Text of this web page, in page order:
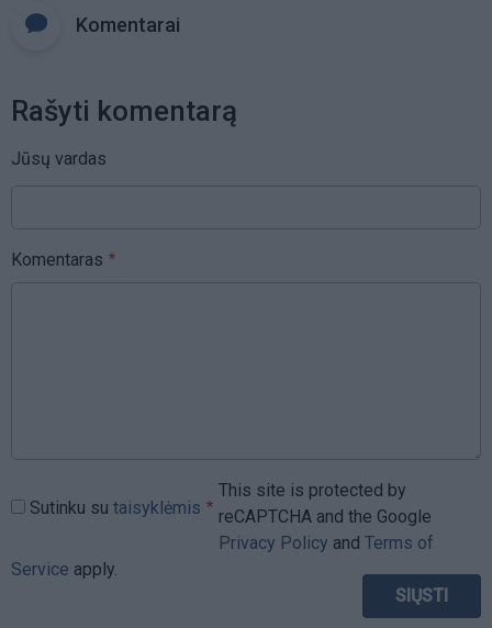
Komentarai
Rašyti komentarą
Jūsų vardas
Komentaras
Sutinku su taisyklėmis
This site is protected by
reCAPTCHA and the Google
Privacy Policy and Terms of
Service apply.